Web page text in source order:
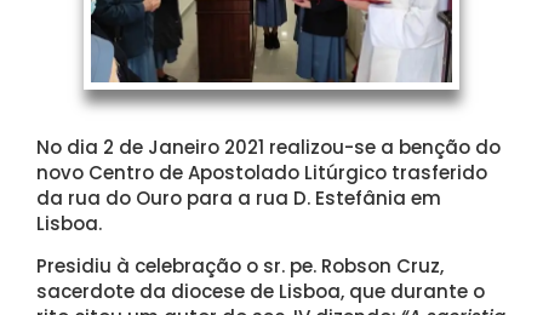
No dia 2 de Janeiro 2021 realizou-se a benção do
novo Centro de Apostolado Litúrgico trasferido
da rua do Ouro para a rua D. Estefânia em
Lisboa.
Presidiu à celebração o sr. pe. Robson Cruz,
sacerdote da diocese de Lisboa, que durante o